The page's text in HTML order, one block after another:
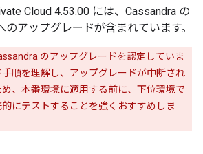
Cloud 4.53.00 には、Cassandra の
のアップグレードが含まれています。
のアップグレードを認定していま
順を理解し、アップグレードが中断され
、本番環境に適用する前に、下位環境で
にテストすることを強くおすすめしま